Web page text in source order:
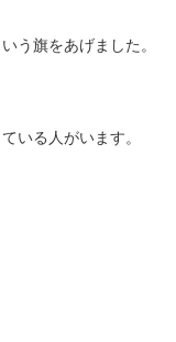
う旗をあげました。
いる人がいます。